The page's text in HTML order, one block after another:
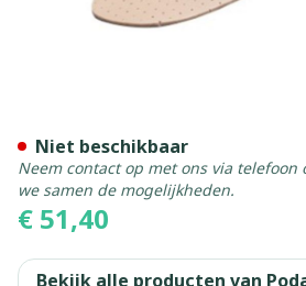
€ 51,40
Niet beschikbaar
Neem contact op met ons via telefoon
we samen de mogelijkheden.
Bekijk alle producten van